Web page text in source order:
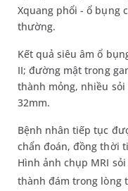
Xquang phổi - ổ bụng
thường.
Kết quả siêu âm ổ
II; đường mật trong
thành mỏng, nhiều
32mm.
Bệnh nhân tiếp tục
chẩn đoán, đồng thời
Hình ảnh chụp MRI
thành đám trong lòng